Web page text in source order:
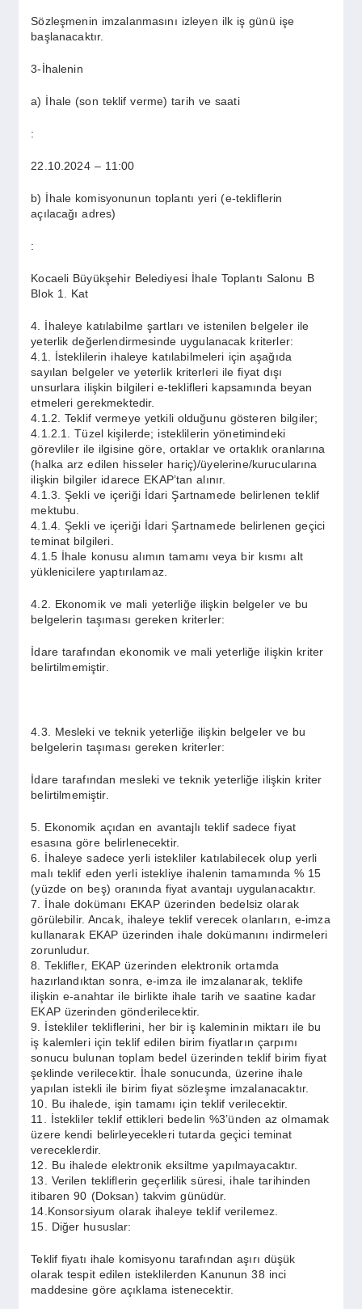
Sözleşmenin imzalanmasını izleyen ilk iş günü işe
başlanacaktır.
3-İhalenin
a) İhale (son teklif verme) tarih ve saati
:
22.10.2024 – 11:00
b) İhale komisyonunun toplantı yeri (e-tekliflerin
açılacağı adres)
:
Kocaeli Büyükşehir Belediyesi İhale Toplantı Salonu B
Blok 1. Kat
4. İhaleye katılabilme şartları ve istenilen belgeler ile
yeterlik değerlendirmesinde uygulanacak kriterler:
4.1. İsteklilerin ihaleye katılabilmeleri için aşağıda
sayılan belgeler ve yeterlik kriterleri ile fiyat dışı
unsurlara ilişkin bilgileri e-teklifleri kapsamında beyan
etmeleri gerekmektedir.
4.1.2. Teklif vermeye yetkili olduğunu gösteren bilgiler;
4.1.2.1. Tüzel kişilerde; isteklilerin yönetimindeki
görevliler ile ilgisine göre, ortaklar ve ortaklık oranlarına
(halka arz edilen hisseler hariç)/üyelerine/kurucularına
ilişkin bilgiler idarece EKAP’tan alınır.
4.1.3. Şekli ve içeriği İdari Şartnamede belirlenen teklif
mektubu.
4.1.4. Şekli ve içeriği İdari Şartnamede belirlenen geçici
teminat bilgileri.
4.1.5 İhale konusu alımın tamamı veya bir kısmı alt
yüklenicilere yaptırılamaz.
4.2. Ekonomik ve mali yeterliğe ilişkin belgeler ve bu
belgelerin taşıması gereken kriterler:
İdare tarafından ekonomik ve mali yeterliğe ilişkin kriter
belirtilmemiştir.
4.3. Mesleki ve teknik yeterliğe ilişkin belgeler ve bu
belgelerin taşıması gereken kriterler:
İdare tarafından mesleki ve teknik yeterliğe ilişkin kriter
belirtilmemiştir.
5. Ekonomik açıdan en avantajlı teklif sadece fiyat
esasına göre belirlenecektir.
6. İhaleye sadece yerli istekliler katılabilecek olup yerli
malı teklif eden yerli istekliye ihalenin tamamında % 15
(yüzde on beş) oranında fiyat avantajı uygulanacaktır.
7. İhale dokümanı EKAP üzerinden bedelsiz olarak
görülebilir. Ancak, ihaleye teklif verecek olanların, e-imza
kullanarak EKAP üzerinden ihale dokümanını indirmeleri
zorunludur.
8. Teklifler, EKAP üzerinden elektronik ortamda
hazırlandıktan sonra, e-imza ile imzalanarak, teklife
ilişkin e-anahtar ile birlikte ihale tarih ve saatine kadar
EKAP üzerinden gönderilecektir.
9. İstekliler tekliflerini, her bir iş kaleminin miktarı ile bu
iş kalemleri için teklif edilen birim fiyatların çarpımı
sonucu bulunan toplam bedel üzerinden teklif birim fiyat
şeklinde verilecektir. İhale sonucunda, üzerine ihale
yapılan istekli ile birim fiyat sözleşme imzalanacaktır.
10. Bu ihalede, işin tamamı için teklif verilecektir.
11. İstekliler teklif ettikleri bedelin %3’ünden az olmamak
üzere kendi belirleyecekleri tutarda geçici teminat
vereceklerdir.
12. Bu ihalede elektronik eksiltme yapılmayacaktır.
13. Verilen tekliflerin geçerlilik süresi, ihale tarihinden
itibaren 90 (Doksan) takvim günüdür.
14.Konsorsiyum olarak ihaleye teklif verilemez.
15. Diğer hususlar:
Teklif fiyatı ihale komisyonu tarafından aşırı düşük
olarak tespit edilen isteklilerden Kanunun 38 inci
maddesine göre açıklama istenecektir.